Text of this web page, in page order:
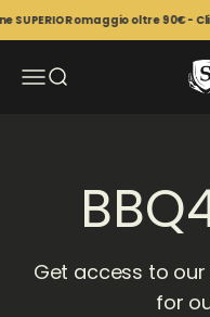
Vai al contenuto
omaggio oltre 90€ - Click
Apri il menu di
Mostra il menu
Get access to
for